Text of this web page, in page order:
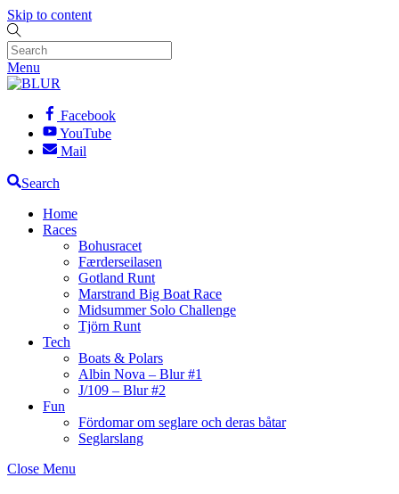
Skip to content
Menu
Facebook
YouTube
Mail
Search
Home
Races
Bohusracet
Færderseilasen
Gotland Runt
Marstrand Big Boat Race
Midsummer Solo Challenge
Tjörn Runt
Tech
Boats & Polars
Albin Nova – Blur #1
J/109 – Blur #2
Fun
Fördomar om seglare och deras båtar
Seglarslang
Close Menu